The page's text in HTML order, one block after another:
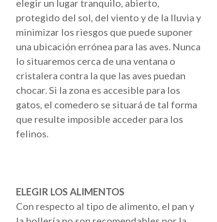
elegir un lugar tranquilo, abierto,
protegido del sol, del viento y de la lluvia y
minimizar los riesgos que puede suponer
una ubicación errónea para las aves. Nunca
lo situaremos cerca de una ventana o
cristalera contra la que las aves puedan
chocar. Si la zona es accesible para los
gatos, el comedero se situará de tal forma
que resulte imposible acceder para los
felinos.
ELEGIR LOS ALIMENTOS
Con respecto al tipo de alimento, el pan y